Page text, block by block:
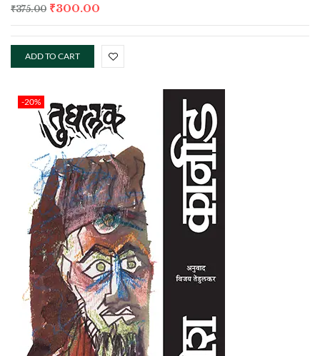
₹375.00 ₹300.00
ADD TO CART
-20%